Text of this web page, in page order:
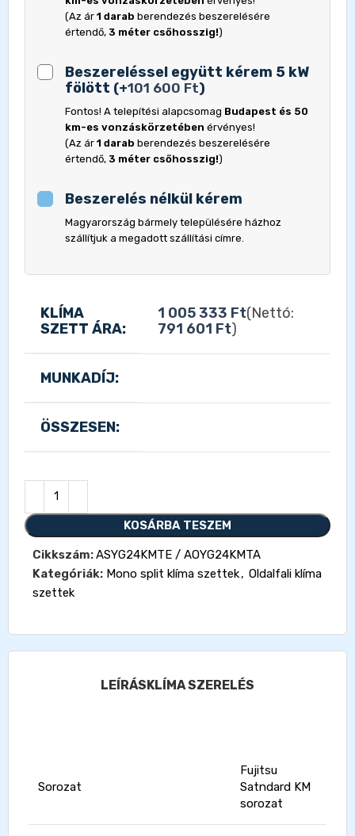
(Az ár 1 darab berendezés beszerelésére
értendő, 3 méter csőhosszig!)
Beszereléssel együtt kérem 5 kW
fölött (+101 600 Ft)
Fontos! A telepítési alapcsomag Budapest és 50
km-es vonzáskörzetében érvényes!
(Az ár 1 darab berendezés beszerelésére
értendő, 3 méter csőhosszig!)
Beszerelés nélkül kérem
Magyarország bármely településére házhoz
szállítjuk a megadott szállítási címre.
KLÍMA
SZETT ÁRA:
1 005 333 Ft(Nettó:
791 601 Ft)
MUNKADÍJ:
ÖSSZESEN:
KOSÁRBA TESZEM
Cikkszám:ASYG24KMTE / AOYG24KMTA
Kategóriák: Mono split klíma szettek, Oldalfali klíma
szettek
LEÍRÁSKLÍMA SZERELÉS
Sorozat
Fujitsu
Satndard KM
sorozat